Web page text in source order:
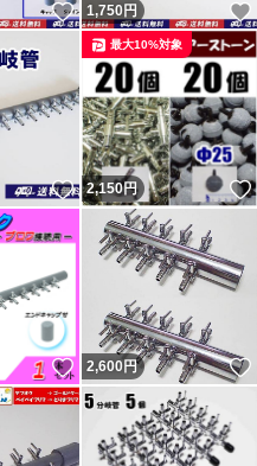
いいね！
1,750円
いいね！
2,150円
最大10%対象
いいね！
2,600 円